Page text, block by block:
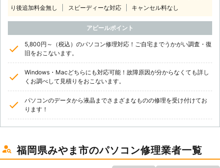
り後追加料金無し
スピーディーな対応 キャンセル料なし
アピールポイント
5,800円～（税込）のパソコン修理対応！ご自宅までうかがい調査・復
旧をおこないます。
Windows・Macどちらにも対応可能！故障原因が分からなくても詳し
くお調べして見積りをおこないます。
パソコンのデータから液晶までさまざまなものの修理を受け付けてお
ります！
福岡県みやま市のパソコン修理業者一覧